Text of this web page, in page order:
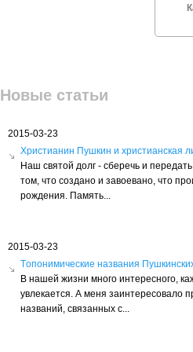
Новые статьи
2015-03-23
Христианин Пушкин и христианская
Наш святой долг - сберечь и
том, что создано и завоевано, что
рождения. Память...
2015-03-23
Tопонимические названия
В нашей жизни много интересного,
увлекается. А меня заинтересовало
названий, связанных с...